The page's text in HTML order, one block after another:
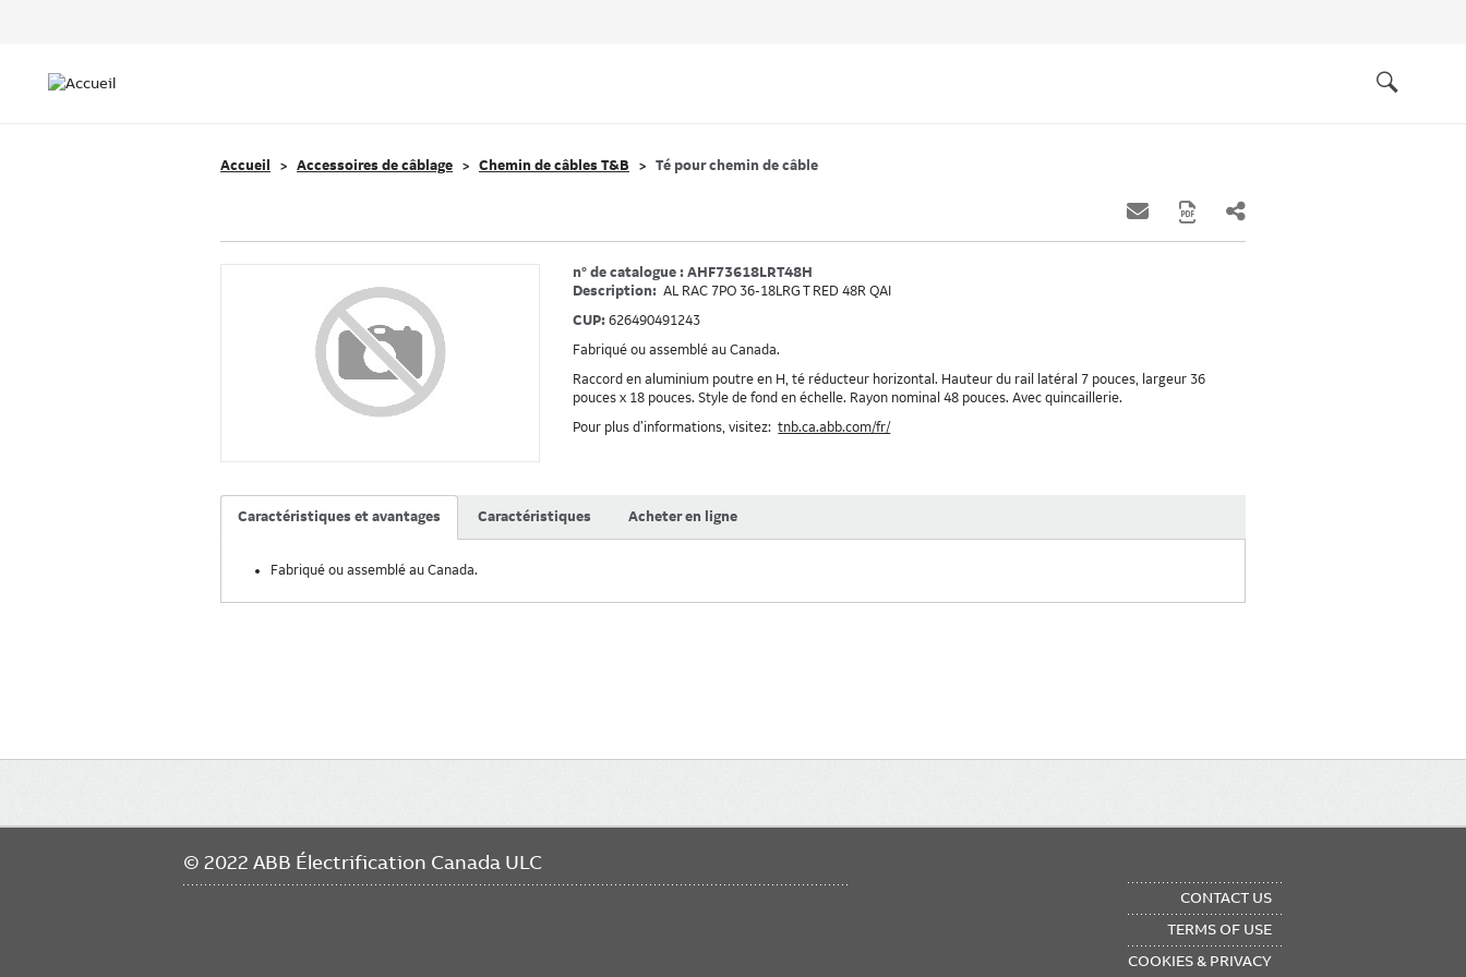
navigation
Accueil Accessoires de câblage Chemin de câbles T&B Té pour chemin de câble
n° de catalogue : AHF73618LRT48H
Description: AL RAC 7PO 36-18LRG T RED 48R QAI
CUP:626490491243
Fabriqué ou assemblé au Canada.
Raccord en aluminium poutre en H, té réducteur horizontal. Hauteur du rail latéral 7 pouces, largeur 36
pouces x 18 pouces. Style de fond en échelle. Rayon nominal 48 pouces. Avec quincaillerie.
Pour plus d’informations, visitez:tnb.ca.abb.com/fr/
Caractéristiques et avantages Caractéristiques Acheter en ligne
Fabriqué ou assemblé au Canada.
navigation
© 2022 ABB Électrification Canada ULC
CONTACT US
TERMS OF USE
COOKIES & PRIVACY